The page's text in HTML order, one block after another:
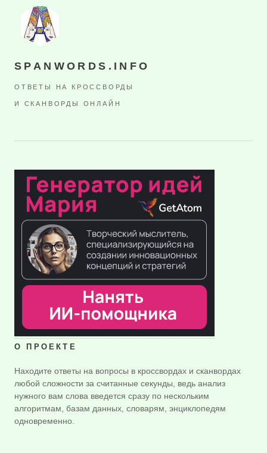
SPANWORDS.INFO
ОТВЕТЫ НА КРОССВОРДЫ
И СКАНВОРДЫ ОНЛАЙН
О ПРОЕКТЕ
Находите ответы на вопросы в кроссвордах и сканвордах
любой сложности за считанные секунды, ведь анализ
нужного вам слова введется сразу по нескольким
алгоритмам, базам данных, словарям, энциклопедям
одновременно.